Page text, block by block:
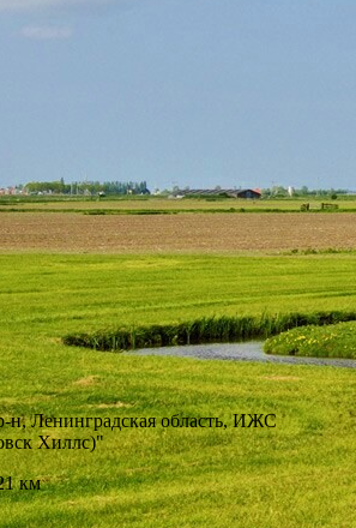
н, Ленинградская область, ИЖС
Хиллс)"
км